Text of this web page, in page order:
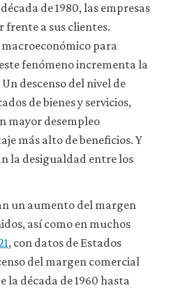
de 1980, las empresas
frente a sus clientes.
para
fenómeno incrementa la
descenso del nivel de
de bienes y servicios,
mayor desempleo
más alto de beneficios. Y
la desigualdad entre los
un aumento del margen
así como en muchos
, con datos de Estados
del margen comercial
la década de 1960 hasta